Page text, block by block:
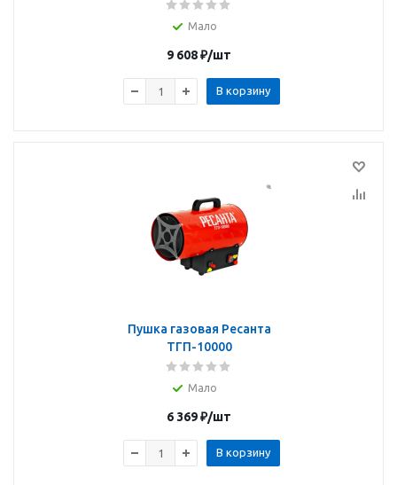
Мало
9 608₽/шт
В корзину
Пушка газовая Ресанта
ТГП-10000
Мало
6 369₽/шт
В корзину